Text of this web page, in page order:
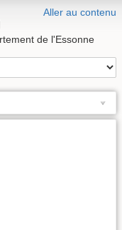
Aller au contenu
de l'Essonne